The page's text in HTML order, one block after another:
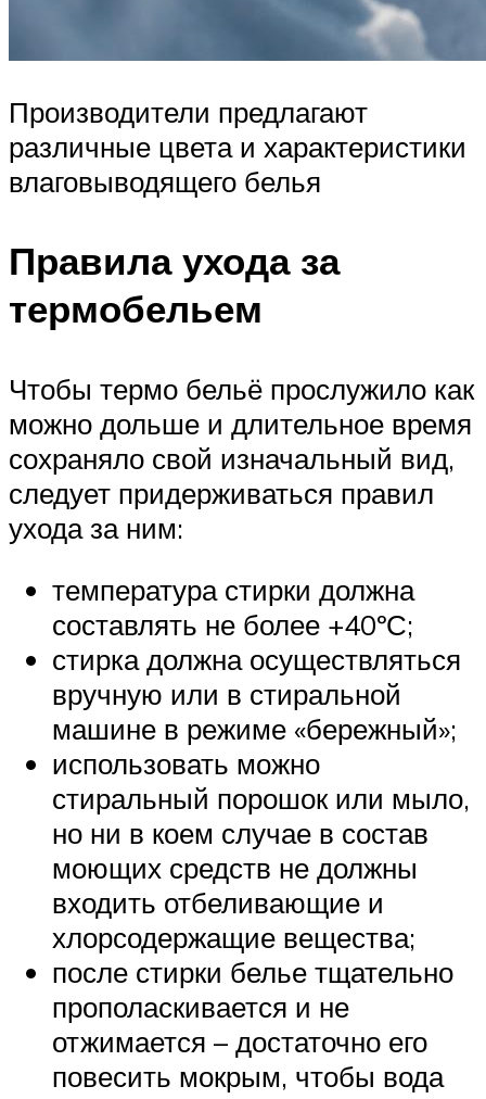
Производители предлагают
различные цвета и характеристики
влаговыводящего белья
Правила ухода за
термобельем
Чтобы термо бельё прослужило как
можно дольше и длительное время
сохраняло свой изначальный вид,
следует придерживаться правил
ухода за ним:
температура стирки должна
составлять не более +40ºС;
стирка должна осуществляться
вручную или в стиральной
машине в режиме «бережный»;
использовать можно
стиральный порошок или мыло,
но ни в коем случае в состав
моющих средств не должны
входить отбеливающие и
хлорсодержащие вещества;
после стирки белье тщательно
прополаскивается и не
отжимается – достаточно его
повесить мокрым, чтобы вода